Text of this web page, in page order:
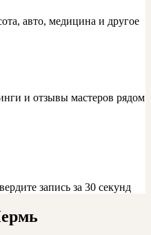
авто, медицина и другое
и отзывы мастеров рядом
запись за 30 секунд